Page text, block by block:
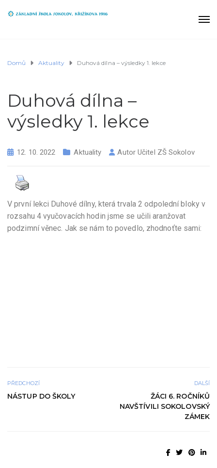
Domů Aktuality Duhová dílna – výsledky 1. lekce
Duhová dílna –
výsledky 1. lekce
12. 10. 2022 Aktuality AutorUčitel ZŠ Sokolov
V první lekci Duhové dílny, která trvala 2 odpolední bloky v
rozsahu 4 vyučovacích hodin jsme se učili aranžovat
podzimní věnec. Jak se nám to povedlo, zhodnoťte sami:
PŘEDCHOZÍ
NÁSTUP DO ŠKOLY
DALŠÍ
ŽÁCI 6. ROČNÍKŮ
NAVŠTÍVILI SOKOLOVSKÝ
ZÁMEK